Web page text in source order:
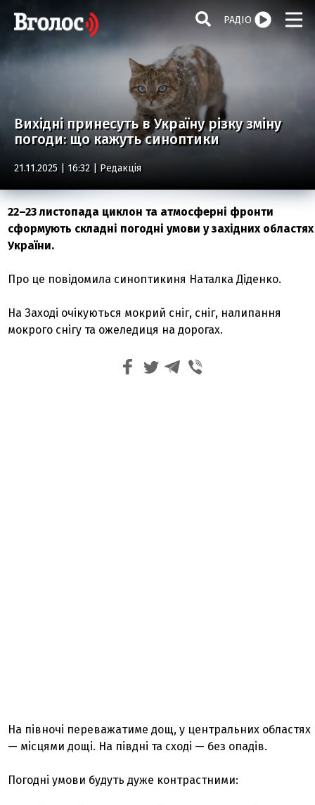
РАДІО
Вихідні принесуть в Україну різку зміну
погоди: що кажуть синоптики
21.11.2025 | 16:32 | Редакція
22–23 листопада циклон та атмосферні фронти
сформують складні погодні умови у західних областях
України.
Про це повідомила синоптикиня Наталка Діденко.
На Заході очікуються мокрий сніг, сніг, налипання
мокрого снігу та ожеледиця на дорогах.
На півночі переважатиме дощ, у центральних областях
— місцями дощі. На півдні та сході — без опадів.
Погодні умови будуть дуже контрастними: